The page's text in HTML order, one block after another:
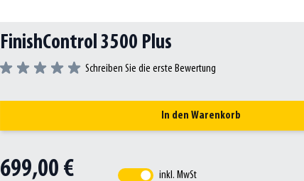
FinishControl 3500 Plus
Schreiben Sie die erste Bewertung
In den Warenkorb
699,00 € inkl. MwSt